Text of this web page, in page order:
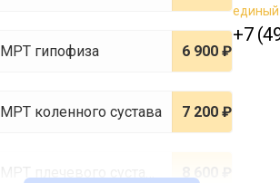
МРТ гипофиза 6 900 ₽
МРТ коленного сустава 7 200 ₽
единый
+7